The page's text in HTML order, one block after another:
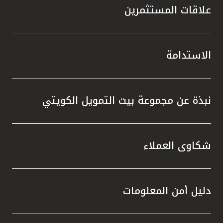
علاقات المستثمرين
الاستدامة
نبذة عن مجموعة بيت التمويل الكويتي
شكاوى العملاء
دليل أمن المعلومات